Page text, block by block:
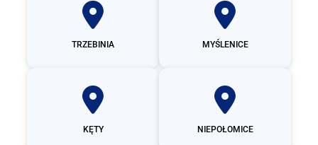
TRZEBINIA MYŚLENICE
KĘTY NIEPOŁOMICE